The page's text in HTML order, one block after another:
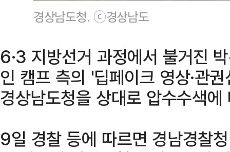
경상남도청. ⓒ경상남도
6·3 지방선거 과정에서 불거진
인 캠프 측의 '딥페이크 영상·관
경상남도청을 상대로 압수수색에
9일 경찰 등에 따르면 경남경찰